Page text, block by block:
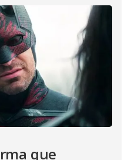
que